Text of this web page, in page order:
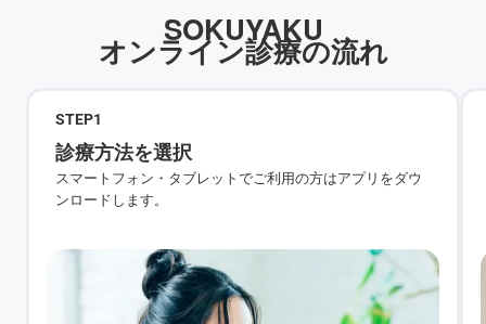
SOKUYAKU
オンライン診療の流れ
STEP1
診療方法を選択
スマートフォン・タブレットでご利用の方はアプリをダウ
ンロードします。